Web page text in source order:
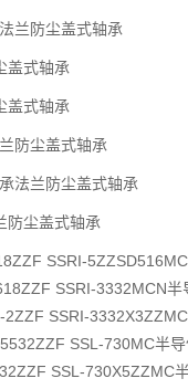
兰防尘盖式轴承
盖式轴承
盖式轴承
防尘盖式轴承
法兰防尘盖式轴承
防尘盖式轴承
SSRI-
SSRI-3332MCN半
SSRI-
SSL-730MC半
SSL-730X5ZZMC